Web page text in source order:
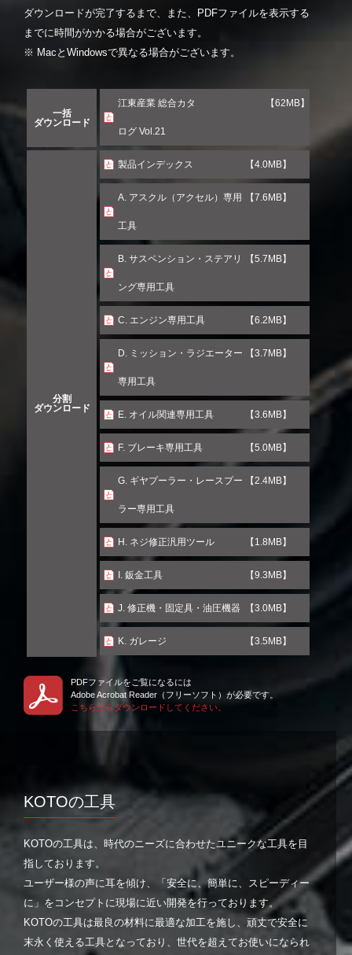
ダウンロードが完了するまで、また、PDFファイルを表示する
までに時間がかかる場合がございます。
※ MacとWindowsで異なる場合がございます。
一括
ダウンロード
江東産業 総合カタ
ログ Vol.21
【62MB】
分割
ダウンロード
製品インデックス 【4.0MB】
A. アスクル（アクセル）専用
工具
【7.6MB】
B. サスペンション・ステアリ
ング専用工具
【5.7MB】
C. エンジン専用工具 【6.2MB】
D. ミッション・ラジエーター
専用工具
【3.7MB】
E. オイル関連専用工具 【3.6MB】
F. ブレーキ専用工具 【5.0MB】
G. ギヤプーラー・レースプー
ラー専用工具
【2.4MB】
H. ネジ修正汎用ツール 【1.8MB】
I. 鈑金工具 【9.3MB】
J. 修正機・固定具・油圧機器 【3.0MB】
K. ガレージ 【3.5MB】
PDFファイルをご覧になるには
Adobe Acrobat Reader（フリーソフト）が必要です。
こちらからダウンロードしてください。
KOTOの工具
KOTOの工具は、時代のニーズに合わせたユニークな工具を目
指しております。
ユーザー様の声に耳を傾け、「安全に、簡単に、スピーディー
に」をコンセプトに現場に近い開発を行っております。
KOTOの工具は最良の材料に最適な加工を施し、頑丈で安全に
末永く使える工具となっており、世代を超えてお使いになられ